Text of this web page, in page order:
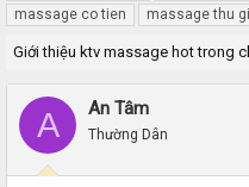
r
e
a
t
a
t
a
r
t
e
massage co tien
massage thu
Giới thiệu ktv massage hot trong
A An Tâm
Thường Dân